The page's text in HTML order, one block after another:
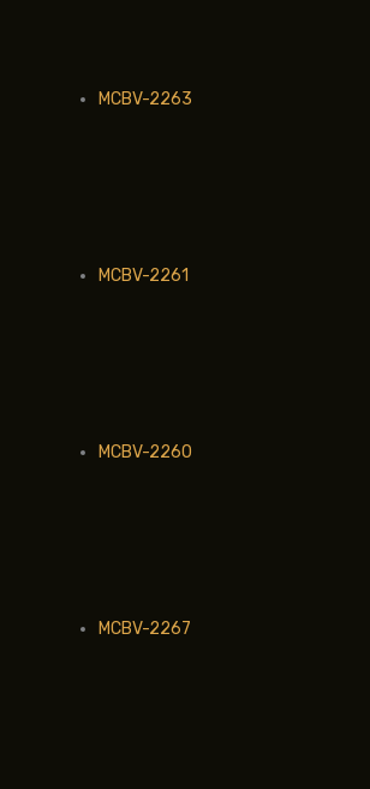
MCBV-2263
MCBV-2261
MCBV-2260
MCBV-2267